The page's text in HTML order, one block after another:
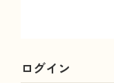
ログイン